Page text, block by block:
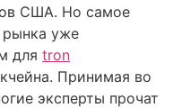
США. Но самое
рынка уже
для tron
Принимая во
эксперты прочат